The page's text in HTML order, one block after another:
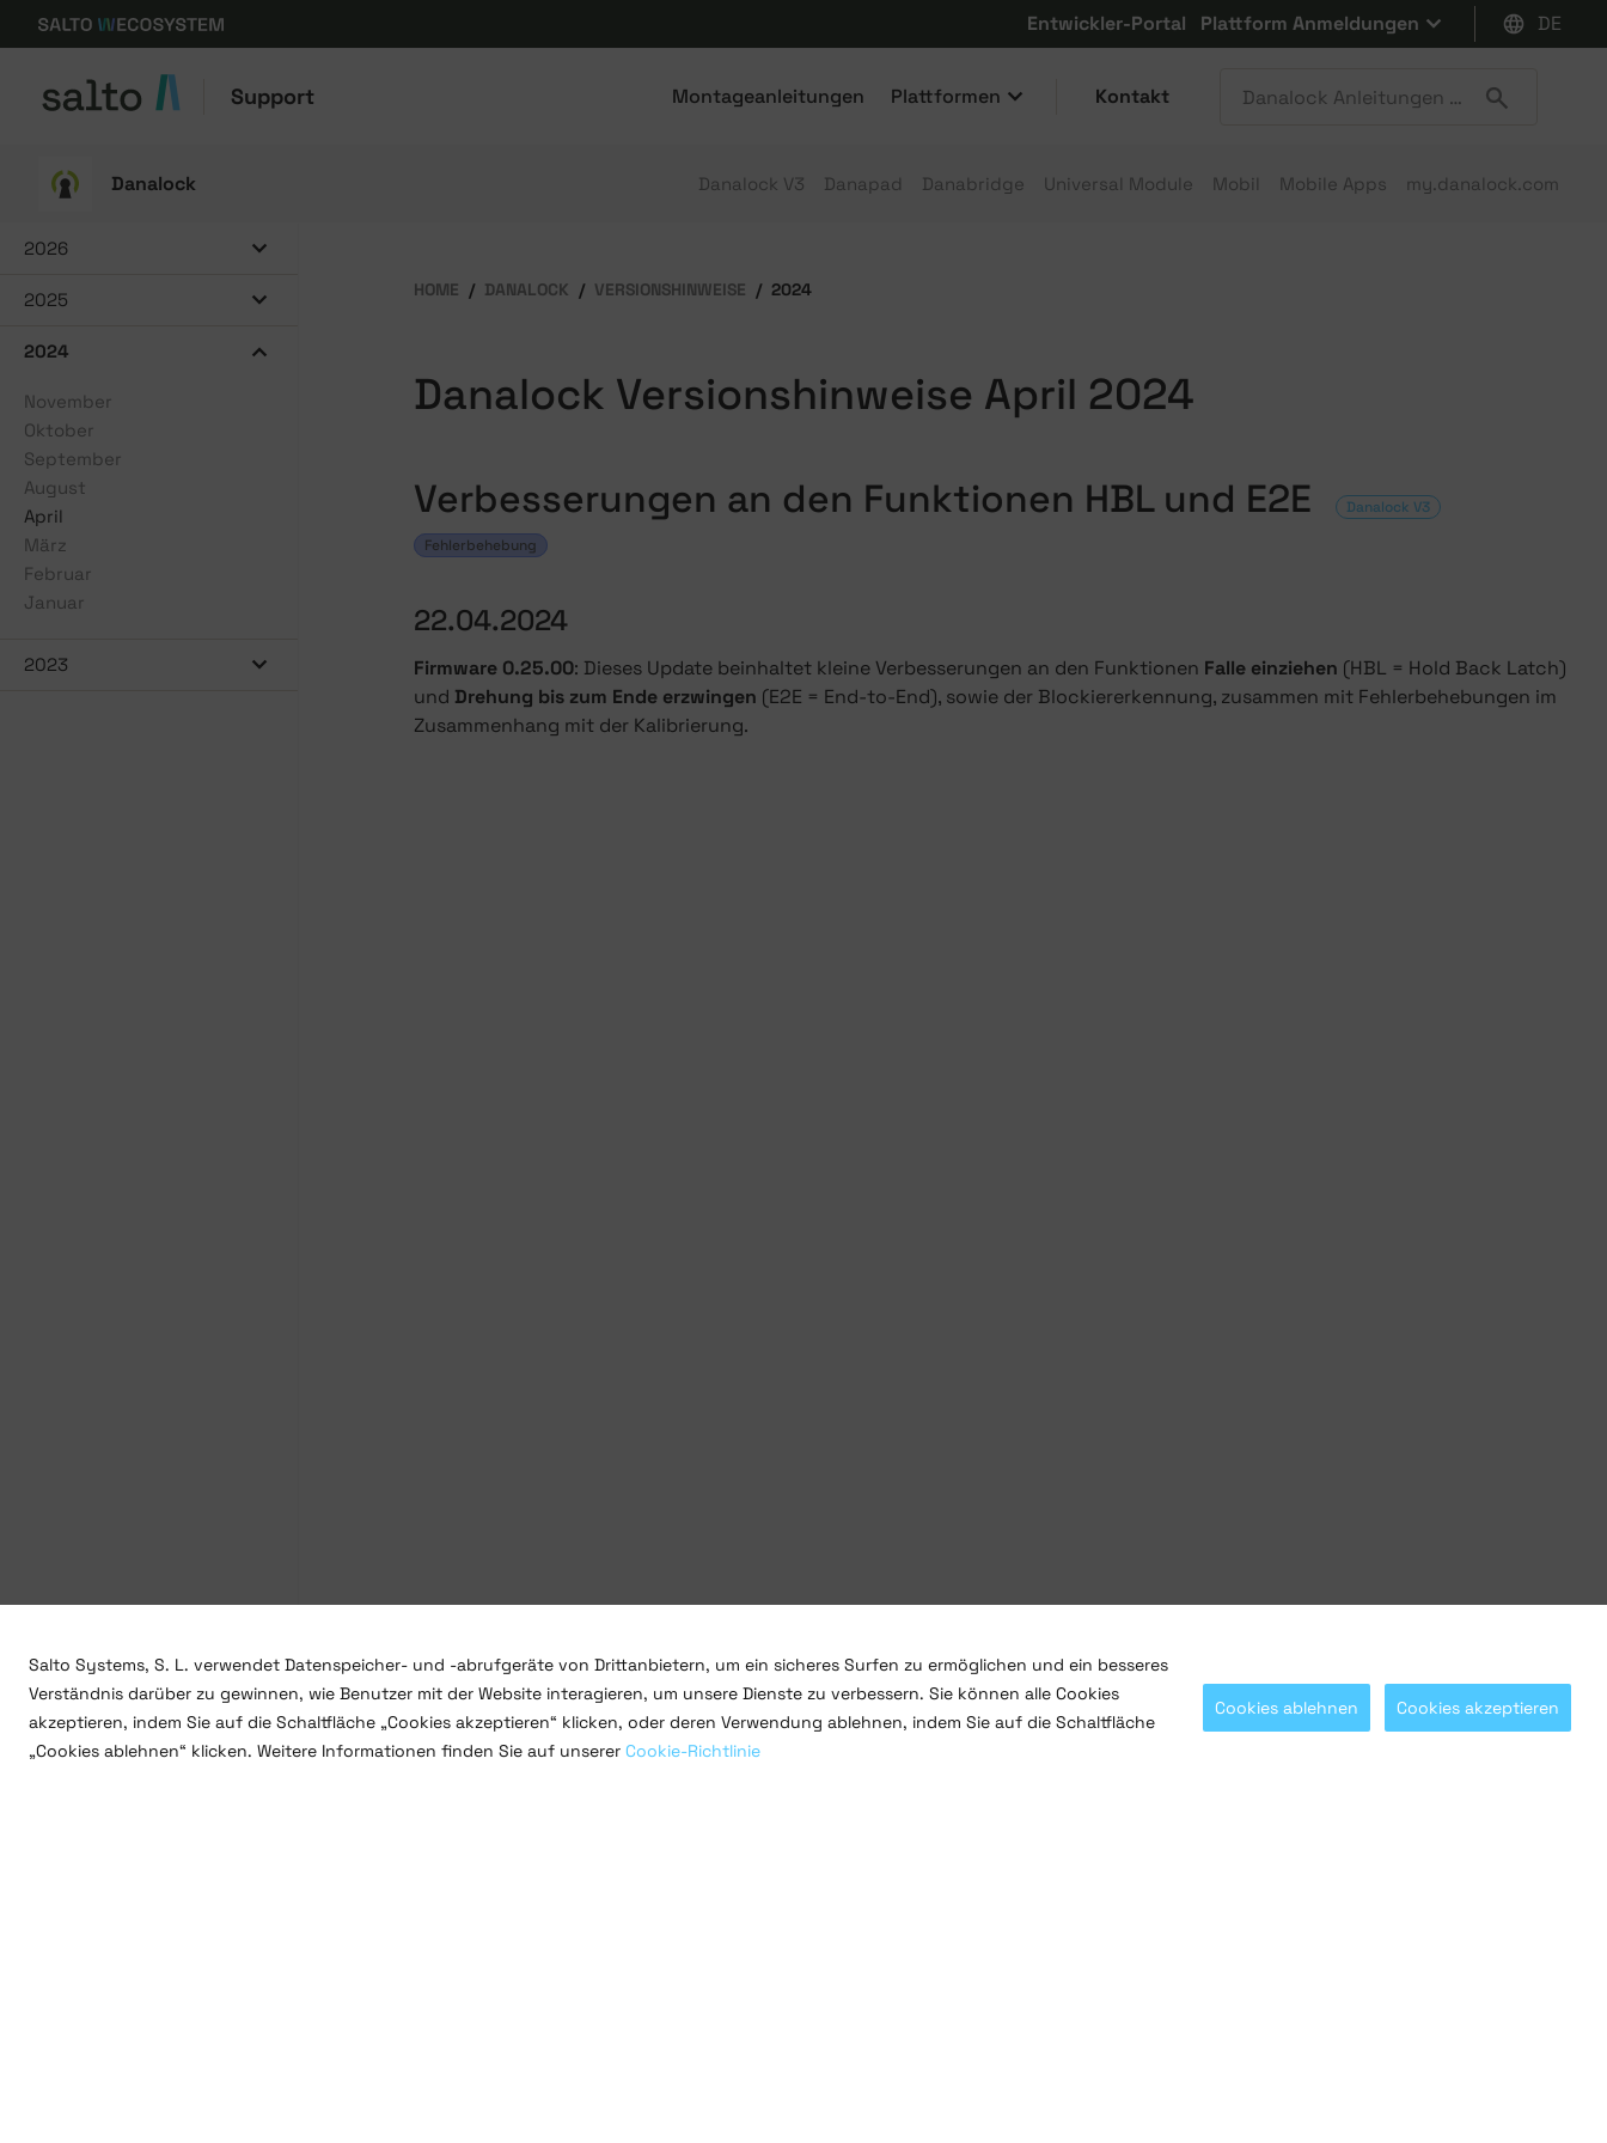
Entwickler-Portal Plattform Anmeldungen DE
Support Montageanleitungen Plattformen Kontakt
Danalock Danalock V3 Danapad Danabridge Universal Module Mobil Mobile Apps my.danalock.com
HOME DANALOCK VERSIONSHINWEISE 2024
Danalock Versionshinweise April 2024
Verbesserungen an den Funktionen HBL und E2E
Danalock V3
Fehlerbehebung
22.04.2024
Firmware 0.25.00: Dieses Update beinhaltet kleine Verbesserungen an den Funktionen Falle einziehen (HBL = Hold Back Latch)
und Drehung bis zum Ende erzwingen (E2E = End-to-End), sowie der Blockiererkennung, zusammen mit Fehlerbehebungen im
Zusammenhang mit der Kalibrierung.
2026
2025
2024
November
Oktober
September
August
April
März
Februar
Januar
2023
Salto Systems, S. L. verwendet Datenspeicher- und -abrufgeräte von Drittanbietern, um ein sicheres Surfen zu ermöglichen und ein besseres
Verständnis darüber zu gewinnen, wie Benutzer mit der Website interagieren, um unsere Dienste zu verbessern. Sie können alle Cookies
akzeptieren, indem Sie auf die Schaltfläche „Cookies akzeptieren“ klicken, oder deren Verwendung ablehnen, indem Sie auf die Schaltfläche
„Cookies ablehnen“ klicken. Weitere Informationen finden Sie auf unserer Cookie-Richtlinie
Cookies ablehnen Cookies akzeptieren